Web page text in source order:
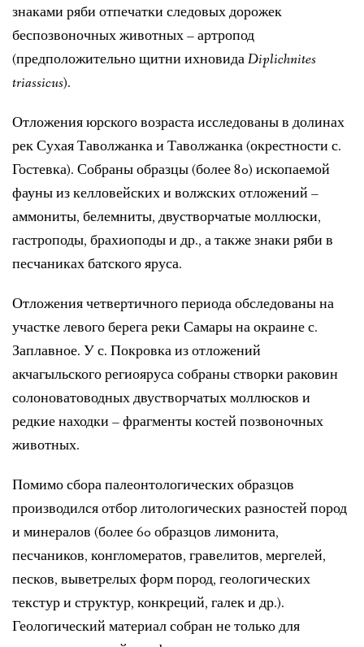
знаками ряби отпечатки следовых дорожек
беспозвоночных животных – артропод
(предположительно щитни ихновидаDiplichnites
triassicus).
Отложения юрского возраста исследованы в долинах
рек Сухая Таволжанка и Таволжанка (окрестности с.
Гостевка). Собраны образцы (более 80) ископаемой
фауны из келловейских и волжских отложений –
аммониты, белемниты, двустворчатые моллюски,
гастроподы, брахиоподы и др., а также знаки ряби в
песчаниках батского яруса.
Отложения четвертичного периода обследованы на
участке левого берега реки Самары на окраине с.
Заплавное. У с. Покровка из отложений
акчагыльского региояруса собраны створки раковин
солоноватоводных двустворчатых моллюсков и
редкие находки – фрагменты костей позвоночных
животных.
Помимо сбора палеонтологических образцов
производился отбор литологических разностей пород
и минералов (более 60 образцов лимонита,
песчаников, конгломератов, гравелитов, мергелей,
песков, выветрелых форм пород, геологических
текстур и структур, конкреций, галек и др.).
Геологический материал собран не только для